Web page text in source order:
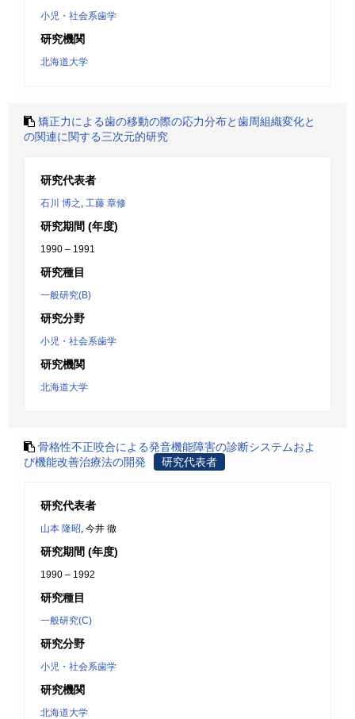
小児・社会系歯学
研究機関
北海道大学
矯正力による歯の移動の際の応力分布と歯周組織変化と
の関連に関する三次元的研究
研究代表者
石川 博之 , 工藤 章修
研究期間 (年度)
1990 – 1991
研究種目
一般研究(B)
研究分野
小児・社会系歯学
研究機関
北海道大学
骨格性不正咬合による発音機能障害の診断システムおよ
び機能改善治療法の開発
研究代表者
研究代表者
山本 隆昭, 今井 徹
研究期間 (年度)
1990 – 1992
研究種目
一般研究(C)
研究分野
小児・社会系歯学
研究機関
北海道大学